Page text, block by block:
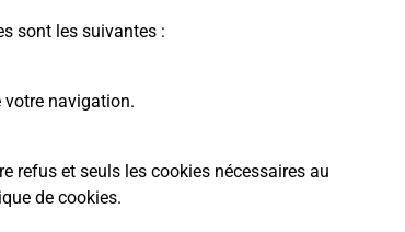
sont les suivantes :
votre navigation.
refus et seuls les cookies nécessaires au
de cookies.